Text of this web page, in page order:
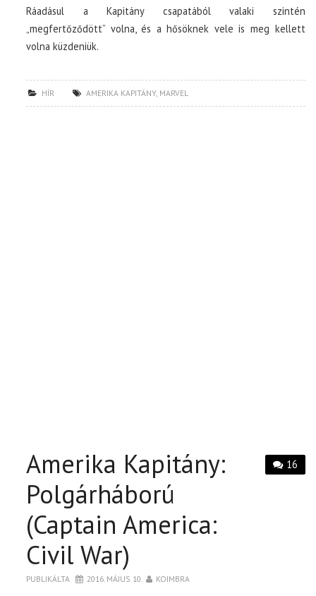
Ráadásul a Kapitány csapatából valaki szintén
„megfertőződött” volna, és a hősöknek vele is meg kellett
volna küzdeniük.
HÍR AMERIKA KAPITÁNY, MARVEL
16
Amerika Kapitány:
Polgárháború
(Captain America:
Civil War)
PUBLIKÁLTA 2016. MÁJUS 10. KOIMBRA